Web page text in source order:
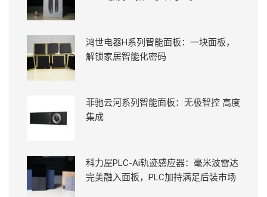
鸿世电器H系列智能面板：一块面板，
解锁家居智能化密码
菲驰云河系列智能面板：无极智控 高度
集成
科力屋PLC-Ai轨迹感应器：毫米波雷达
完美融入面板，PLC加持满足后装市场